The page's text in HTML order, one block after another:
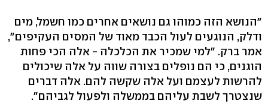
"הנושא הזה כמוהו גם נושאים אחרים כמו חשמל, מים
ודלק, הנוגעים לעול הכבד מאוד של המסים העקיפים",
אמר ברק. "למי שמכיר את הכלכלה - אלה הכי פחות
הוגנים, כי הם נופלים בצורה שווה על אלה שיכולים
להרשות לעצמם ועל אלה שקשה להם. אלה דברים
שנצטרך לשבת עליהם בממשלה ולפעול לגביהם".